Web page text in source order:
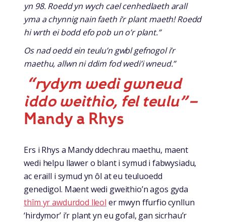
yn 98. Roedd yn wych cael cenhedlaeth arall
yma a chynnig nain faeth i’r plant maeth! Roedd
hi wrth ei bodd efo pob un o’r plant.”
Os nad oedd ein teulu’n gwbl gefnogol i’r
maethu, allwn ni ddim fod wedi’i wneud.”
“rydym wedi gwneud
iddo weithio, fel teulu” –
Mandy a Rhys
Ers i Rhys a Mandy ddechrau maethu, maent
wedi helpu llawer o blant i symud i fabwysiadu,
ac eraill i symud yn ôl at eu teuluoedd
genedigol. Maent wedi gweithio’n agos gyda
thîm yr awdurdod lleol er mwyn ffurfio cynllun
‘hirdymor’ i’r plant yn eu gofal, gan sicrhau’r